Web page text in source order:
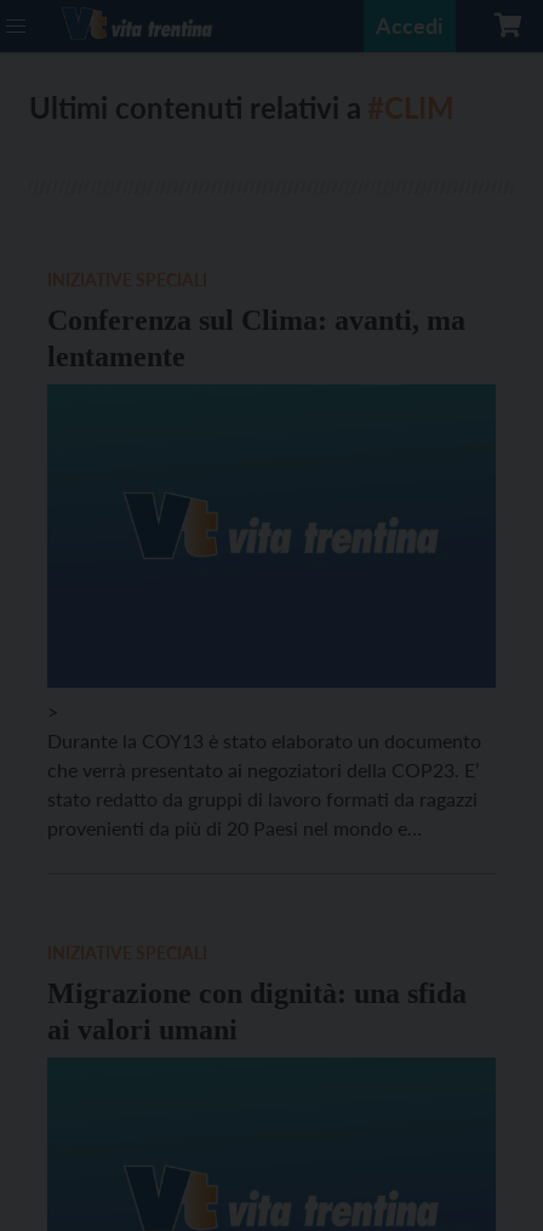
Accedi
Ultimi contenuti relativi a
Conferenza sul Clima: avanti, ma
lentamente
>
Durante la COY13 è stato elaborato un documento
che verrà presentato ai negoziatori della COP23. E’
stato redatto da gruppi di lavoro formati da ragazzi
provenienti da più di 20 Paesi nel mondo e
Migrazione con dignità: una sfida
ai valori umani